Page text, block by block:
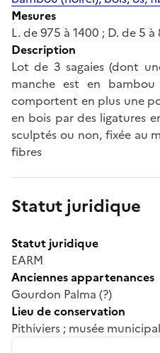
Mesures
L. de 975 à 1400 ; D. de 5 à
Description
Lot de 3 sagaies (dont
manche est en
comportent en plus une
en bois par des ligatures
sculptés ou non, fixée au
fibres
Statut juridique
Statut juridique
EARM
Anciennes appartenances
Gourdon Palma (?)
Lieu de conservation
Pithiviers ; musée municipal